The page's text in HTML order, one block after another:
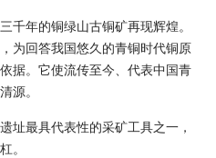
千年的铜绿山古铜矿再现辉煌。
为回答我国悠久的青铜时代铜原
据。它使流传至今、代表中国青
源。
址最具代表性的采矿工具之一，
。